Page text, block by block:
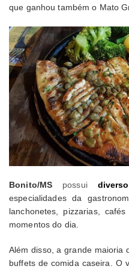
que ganhou também o Mato
Bonito/MS possui
especialidades da
lanchonetes, pizzarias,
momentos do dia.
Além disso, a grande maioria
buffets de comida caseira. O